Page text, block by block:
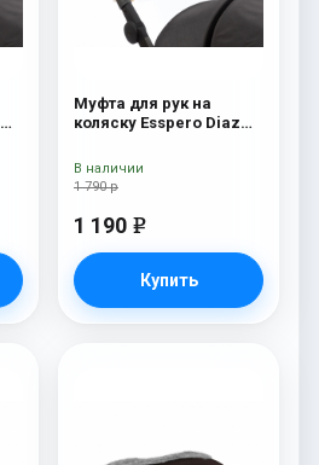
Муфта для рук на
коляску Esspero Diaz
Beige
1 790 р
1 190 e
Купить
В наличии